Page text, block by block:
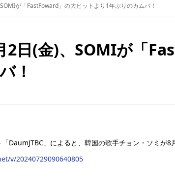
が「FastFoward」の大ヒットより1年ぶりのカムバ！
2日(金)、SOMIが「
！
DaumJTBC」によると、韓国の歌手チョン・ソミが
v/20240729090640805